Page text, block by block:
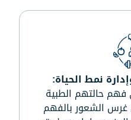
نمط الحياة:
حالتهم الطبية
غرس الشعور بالفهم